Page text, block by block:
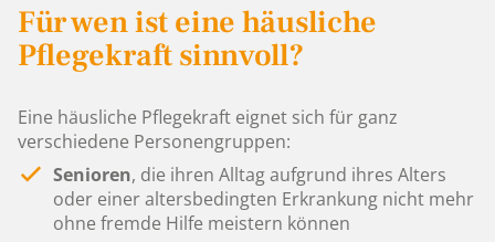
Für wen ist eine häusliche
Pflegekraft sinnvoll?
Eine häusliche Pflegekraft eignet sich für ganz
verschiedene Personengruppen:
Senioren, die ihren Alltag aufgrund ihres Alters
oder einer altersbedingten Erkrankung nicht mehr
ohne fremde Hilfe meistern können